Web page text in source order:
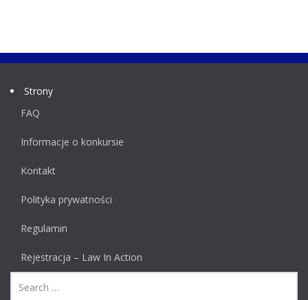
Strony
FAQ
Informacje o konkursie
Kontakt
Polityka prywatności
Regulamin
Rejestracja – Law In Action